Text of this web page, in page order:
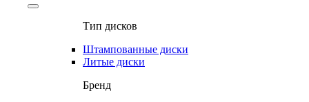
Тип дисков
Штампованные диски
Литые диски
Бренд